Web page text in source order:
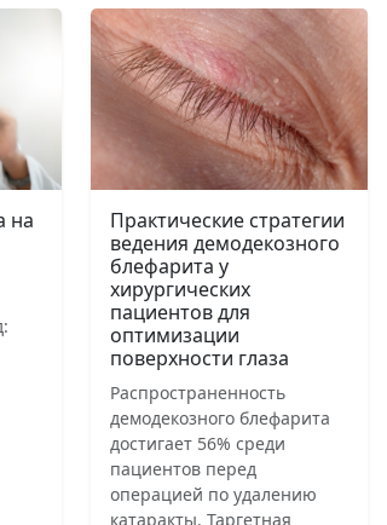
на
Практические стратегии
ведения демодекозного
блефарита у
хирургических
пациентов для
оптимизации
поверхности глаза
Распространенность
демодекозного блефарита
достигает 56% среди
пациентов перед
операцией по удалению
катаракты. Таргетная